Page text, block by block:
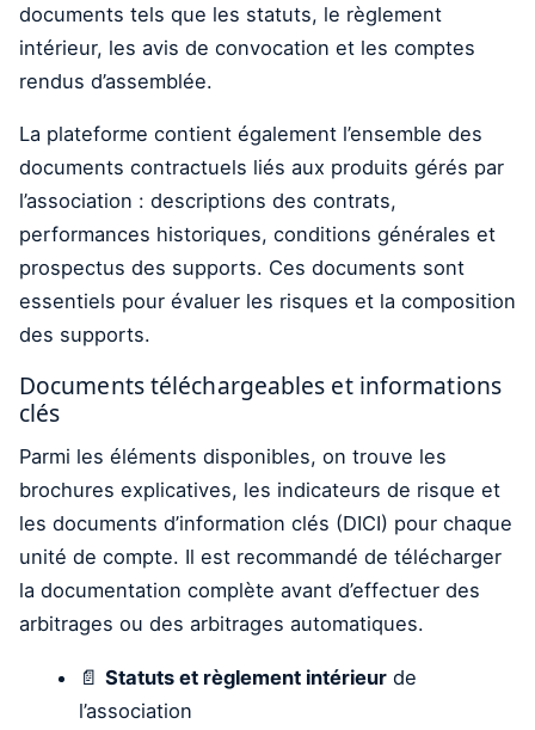
documents tels que les statuts, le règlement
intérieur, les avis de convocation et les comptes
rendus d’assemblée.
La plateforme contient également l’ensemble des
documents contractuels liés aux produits gérés par
l’association : descriptions des contrats,
performances historiques, conditions générales et
prospectus des supports. Ces documents sont
essentiels pour évaluer les risques et la composition
des supports.
Documents téléchargeables et informations
clés
Parmi les éléments disponibles, on trouve les
brochures explicatives, les indicateurs de risque et
les documents d’information clés (DICI) pour chaque
unité de compte. Il est recommandé de télécharger
la documentation complète avant d’effectuer des
arbitrages ou des arbitrages automatiques.
📄 Statuts et règlement intérieurde
l’association